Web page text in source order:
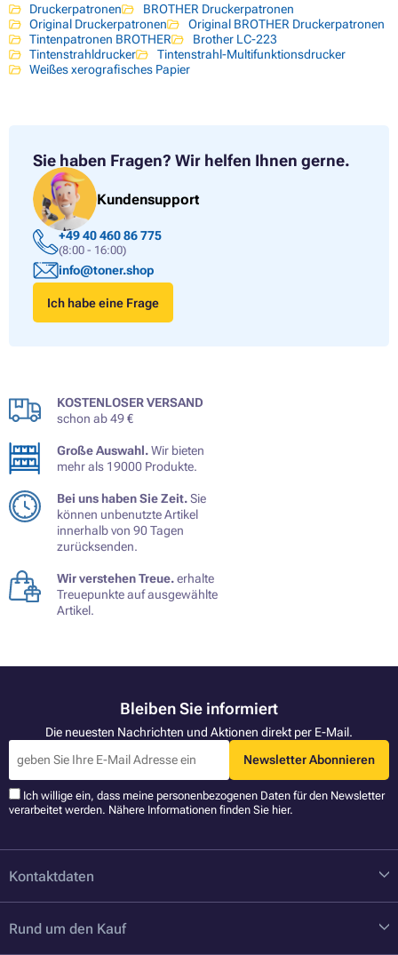
Druckerpatronen
BROTHER Druckerpatronen
Original Druckerpatronen
Original BROTHER Druckerpatronen
Tintenpatronen BROTHER
Brother LC-223
Tintenstrahldrucker
Tintenstrahl-Multifunktionsdrucker
Weißes xerografisches Papier
Sie haben Fragen? Wir helfen Ihnen gerne.
Kundensupport
+49 40 460 86 775
(8:00 - 16:00)
info@toner.shop
Ich habe eine Frage
KOSTENLOSER VERSAND
schon ab 49 €
Große Auswahl.Wir bieten
mehr als 19000 Produkte.
Bei uns haben Sie Zeit.Sie
können unbenutzte Artikel
innerhalb von 90 Tagen
zurücksenden.
Wir verstehen Treue.erhalte
Treuepunkte auf ausgewählte
Artikel.
Bleiben Sie informiert
Die neuesten Nachrichten und Aktionen direkt per E-Mail.
Newsletter Abonnieren
Ich willige ein, dass meine personenbezogenen Daten für den Newsletter
verarbeitet werden. Nähere Informationen finden Sie hier.
Kontaktdaten
Rund um den Kauf